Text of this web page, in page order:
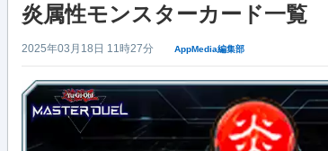
炎属性モンスターカード一覧
2025年03月18日 11時27分 AppMedia編集部